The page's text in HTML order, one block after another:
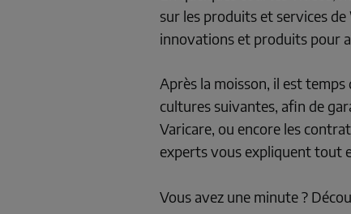
sur les produits et services
innovations et produits pour
Après la moisson, il est
cultures suivantes, afin de
Varicare, ou encore les
experts vous expliquent tout
Vous avez une minute ?